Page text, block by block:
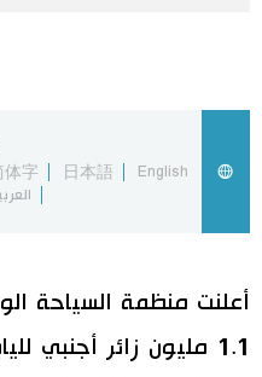
اقتصاد
المطبخ الياباني
English
日本語
体字
أعلنت منظمة السياحة